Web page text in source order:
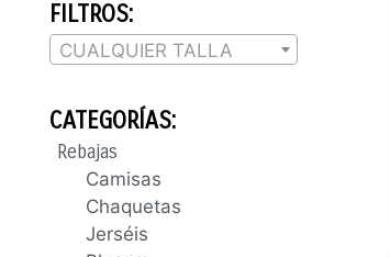
FILTROS:
CUALQUIER TALLA
CATEGORÍAS:
Rebajas
Camisas
Chaquetas
Jerséis